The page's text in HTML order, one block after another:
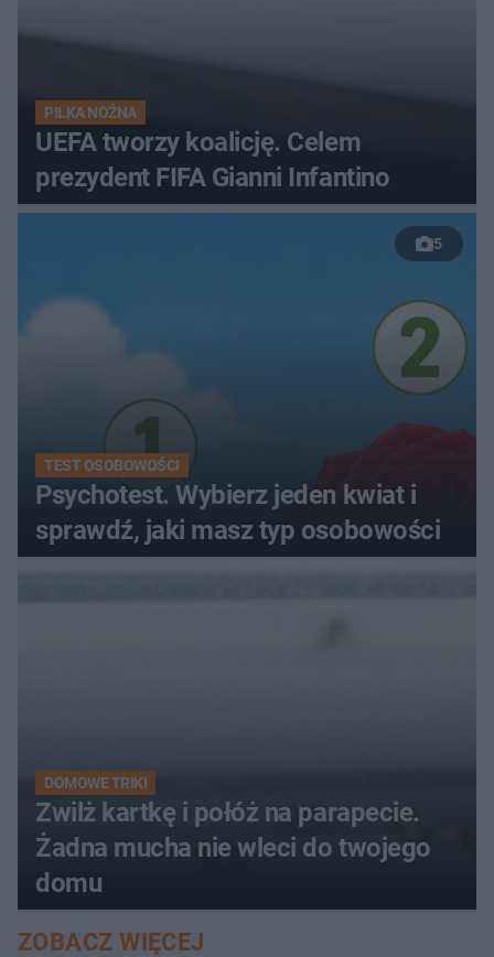
PIŁKA NOŻNA
UEFA tworzy koalicję. Celem
prezydent FIFA Gianni Infantino
5
TEST OSOBOWOŚCI
Psychotest. Wybierz jeden kwiat i
sprawdź, jaki masz typ osobowości
DOMOWE TRIKI
Zwilż kartkę i połóż na parapecie.
Żadna mucha nie wleci do twojego
domu
ZOBACZ WIĘCEJ